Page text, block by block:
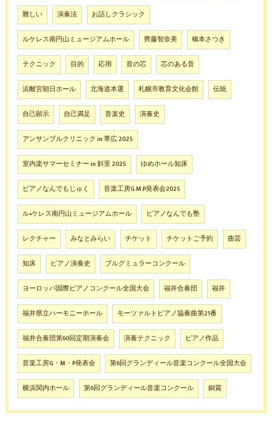
難しい 演奏法 お話しクラシック
ルケレス南円山ミュージアムホール 齊藤智奈美 橋本さつき
テクニック 目的 応用 音の芯 芯のある音
浜離宮朝日ホール 北海道本選 札幌市教育文化会館 伝統
自己顕示 自己満足 音楽史 演奏史
アンサンブルクリニック in 帯広 2025
室内楽サマーセミナー in 斜里 2025 ゆめホール知床
ピアノなんでもじゅく 音楽工房G.M.P発表会2025
ル•ケレス南円山ミュージアムホール ピアノなんでも塾
レクチャー みなとみらい チケット チケットご予約 曲芸
知床 ピアノ演奏史 ブルグミュラーコンクール
ヨーロッパ国際ピアノコンクール全国大会 福井合奏団 福井
福井県立ハーモニーホール モーツァルトピアノ協奏曲第21番
福井合奏団第60回定期演奏会 演奏テクニック ピアノ作品
音楽工房G・M・P発表会 第6回グランディール音楽コンクール全国大会
横浜関内ホール 第6回グランディール音楽コンクール 銅賞